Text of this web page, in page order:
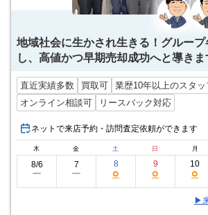
地域社会に生かされ生きる！グルー
し、高値かつ早期売却成功へと導きま
直近実績多数 買取可
業歴10年以上のスタ
オンライン相談可
リースバック対応
ネットで来店予約・訪問査定依頼ができます
木 金 土 日 月
8/6
ー
7
ー
8
○
9
○
10
○
▶